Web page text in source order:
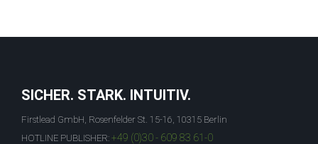
SICHER. STARK. INTUITIV.
Firstlead GmbH, Rosenfelder St. 15-16, 10315 Berlin
HOTLINE PUBLISHER: +49 (0)30 - 609 83 61-0